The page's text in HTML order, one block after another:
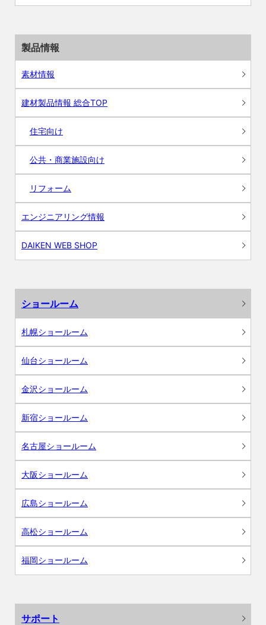
製品情報
素材情報
建材製品情報 総合TOP
住宅向け
公共・商業施設向け
リフォーム
エンジニアリング情報
DAIKEN WEB SHOP
ショールーム
札幌ショールーム
仙台ショールーム
金沢ショールーム
新宿ショールーム
名古屋ショールーム
大阪ショールーム
広島ショールーム
高松ショールーム
福岡ショールーム
サポート